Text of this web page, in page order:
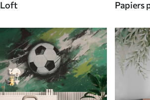
Loft Papiers